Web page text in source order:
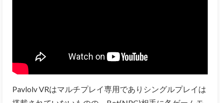
Pavlolv VRはマルチプレイ専用でありシングルプレイは